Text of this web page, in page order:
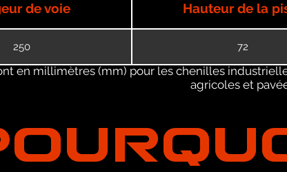
de voie Hauteur de la
250 72
en millimètres (mm) pour les chenilles
agricoles et